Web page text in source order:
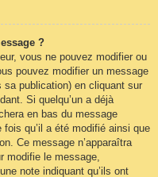
?
vous ne pouvez modifier ou
pouvez modifier un message
sa publication) en cliquant sur
Si quelqu’un a déjà
en bas du message
qu’il a été modifié ainsi que
Ce message n’apparaîtra
modifie le message,
note indiquant qu’ils ont